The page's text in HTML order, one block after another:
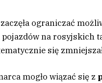
ograniczać
pojazdów na rosyjskich
się
mogło wiązać się z